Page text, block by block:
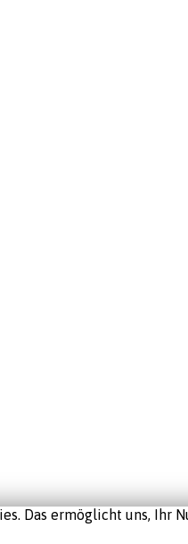
Das ermöglicht uns,